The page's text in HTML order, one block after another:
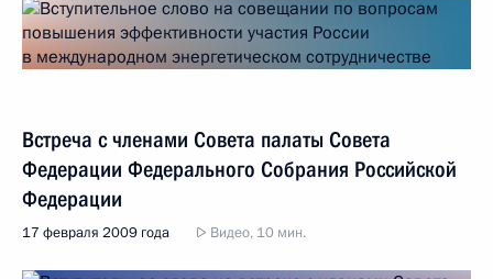
Встреча с членами Совета палаты Совета
Федерации Федерального Собрания Российской
Федерации
17 февраля 2009 года Видео, 10 мин.